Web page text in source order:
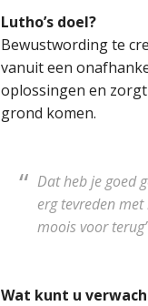
Lutho’s doel?
Bewustwording te
vanuit een
oplossingen en
grond komen.
Dat heb je goed
erg tevreden
moois voor
Wat kunt u